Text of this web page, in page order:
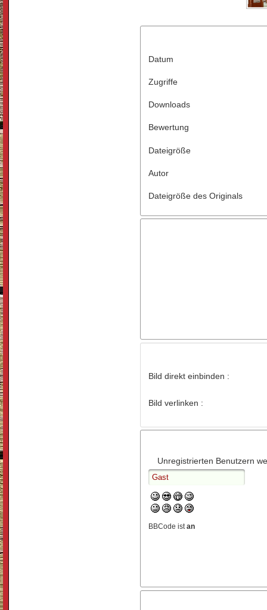
Datum
Zugriffe
Downloads
Bewertung
Dateigröße
Autor
Dateigröße des Originals
Bild direkt einbinden :
Bild verlinken :
Unregistrierten Benutzern
BBCode istan